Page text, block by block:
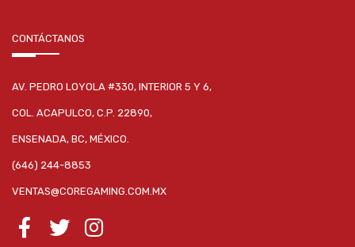
CONTÁCTANOS
AV. PEDRO LOYOLA #330, INTERIOR 5 Y 6,
COL. ACAPULCO, C.P. 22890,
ENSENADA, BC, MÉXICO.
(646) 244-8853
VENTAS@COREGAMING.COM.MX